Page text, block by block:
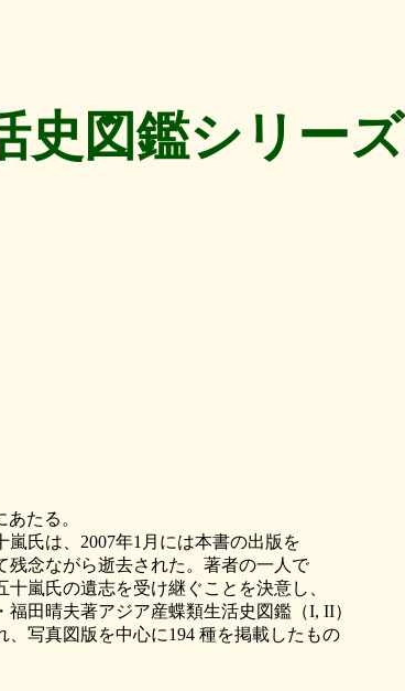
史図鑑シリーズ
たる。
氏は、2007年1月には本書の出版を
念ながら逝去された。著者の一人で
嵐氏の遺志を受け継ぐことを決意し、
田晴夫著アジア産蝶類生活史図鑑（I, II）
写真図版を中心に194 種を掲載したもの